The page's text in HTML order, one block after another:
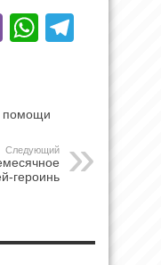
Viber
помощи
Следующий
героинь